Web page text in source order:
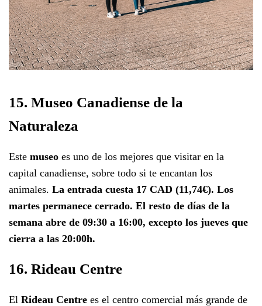
15. Museo Canadiense de la
Naturaleza
Este museo es uno de los mejores que visitar en la
capital canadiense, sobre todo si te encantan los
animales. La entrada cuesta 17 CAD (11,74€). Los
martes permanece cerrado. El resto de días de la
semana abre de 09:30 a 16:00, excepto los jueves que
cierra a las 20:00h.
16. Rideau Centre
El Rideau Centre es el centro comercial más grande de